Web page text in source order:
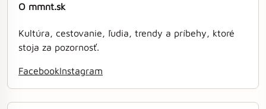
O mmnt.sk
Kultúra, cestovanie, ľudia, trendy a príbehy, ktoré
stoja za pozornosť.
FacebookInstagram